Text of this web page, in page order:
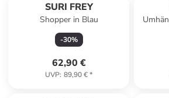
SURI FREY
Shopper in Blau
-30%
62,90 €
UVP: 89,90 €*